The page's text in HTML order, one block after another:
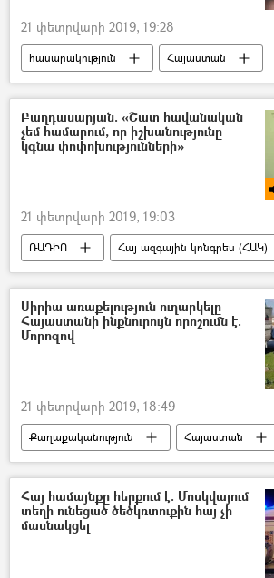
21 փետրվարի 2019, 19:28
հասարակություն
Հայաստան
Աննա Հակոբյան
Նիկոլ Փաշինյան
Բաղդասարյան. «Շատ հավանական
չեմ համարում, որ իշխանությունը
կգնա փոփոխությունների»
21 փետրվարի 2019, 19:03
ՌԱԴԻՈ Հայ ազգային կոնգրես (ՀԱԿ)
Սիրիա առաքելություն ուղարկելը
Հայաստանի ինքնուրույն որոշումն է.
Մորոզով
21 փետրվարի 2019, 18:49
Քաղաքականություն
Հայաստան
Սիրիա
Հայ համայնքը հերքում է. Մոսկվայում
տեղի ունեցած ծեծկռտուքին հայ չի
մասնակցել